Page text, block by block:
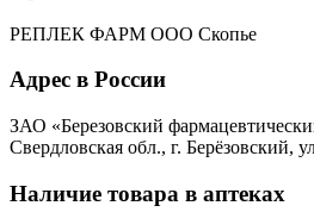
РЕПЛЕК ФАРМ ООО Скопье
Адрес в России
ЗАО «Березовский
Свердловская обл., г. Берёзовский,
Наличие товара в аптеках